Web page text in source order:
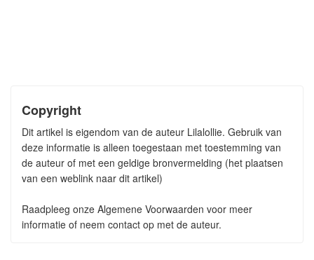
Copyright
Dit artikel is eigendom van de auteur Lilalollie. Gebruik van
deze informatie is alleen toegestaan met toestemming van
de auteur of met een geldige bronvermelding (het plaatsen
van een weblink naar dit artikel)
Raadpleeg onze Algemene Voorwaarden voor meer
informatie of neem contact op met de auteur.